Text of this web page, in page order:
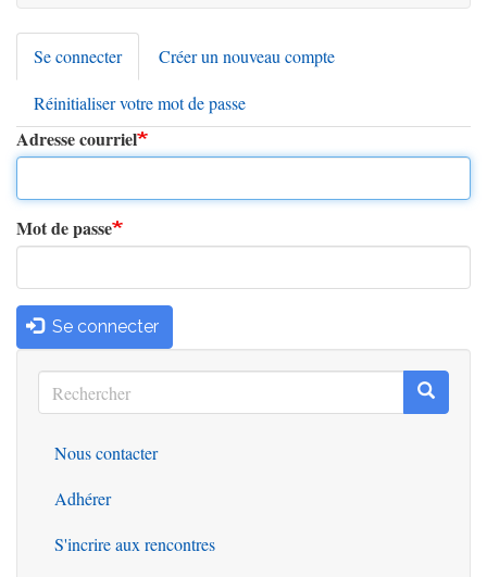
Onglets
principaux
Se connecter(onglet
actif)
Créer un nouveau compte
Réinitialiser votre mot de passe
Adresse courriel
Mot de passe
Se connecter
Rechercher
Rechercher
Outils
Nous contacter
Adhérer
S'incrire aux rencontres